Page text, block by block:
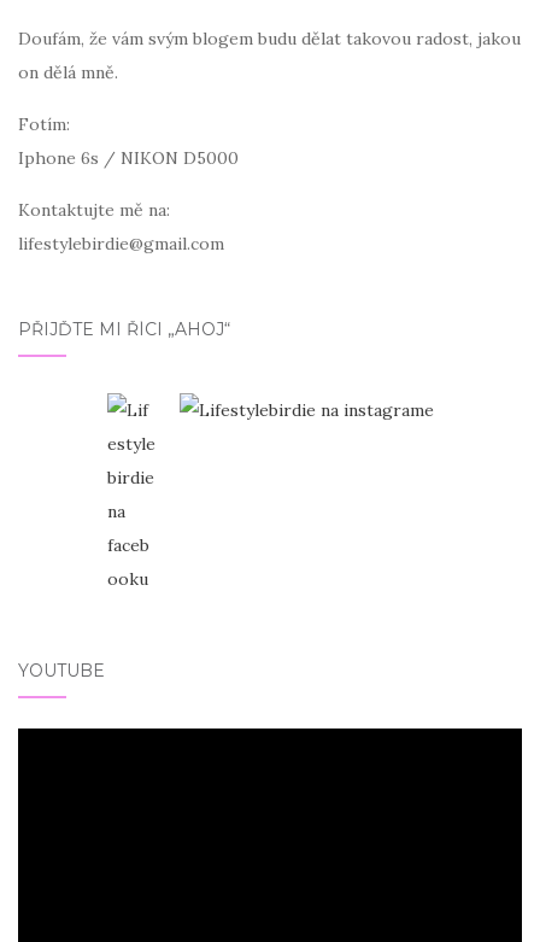
Doufám, že vám svým blogem budu dělat takovou radost, jakou
on dělá mně.
Fotím:
Iphone 6s / NIKON D5000
Kontaktujte mě na:
lifestylebirdie@gmail.com
PŘIJĎTE MI ŘÍCI „AHOJ“
YOUTUBE